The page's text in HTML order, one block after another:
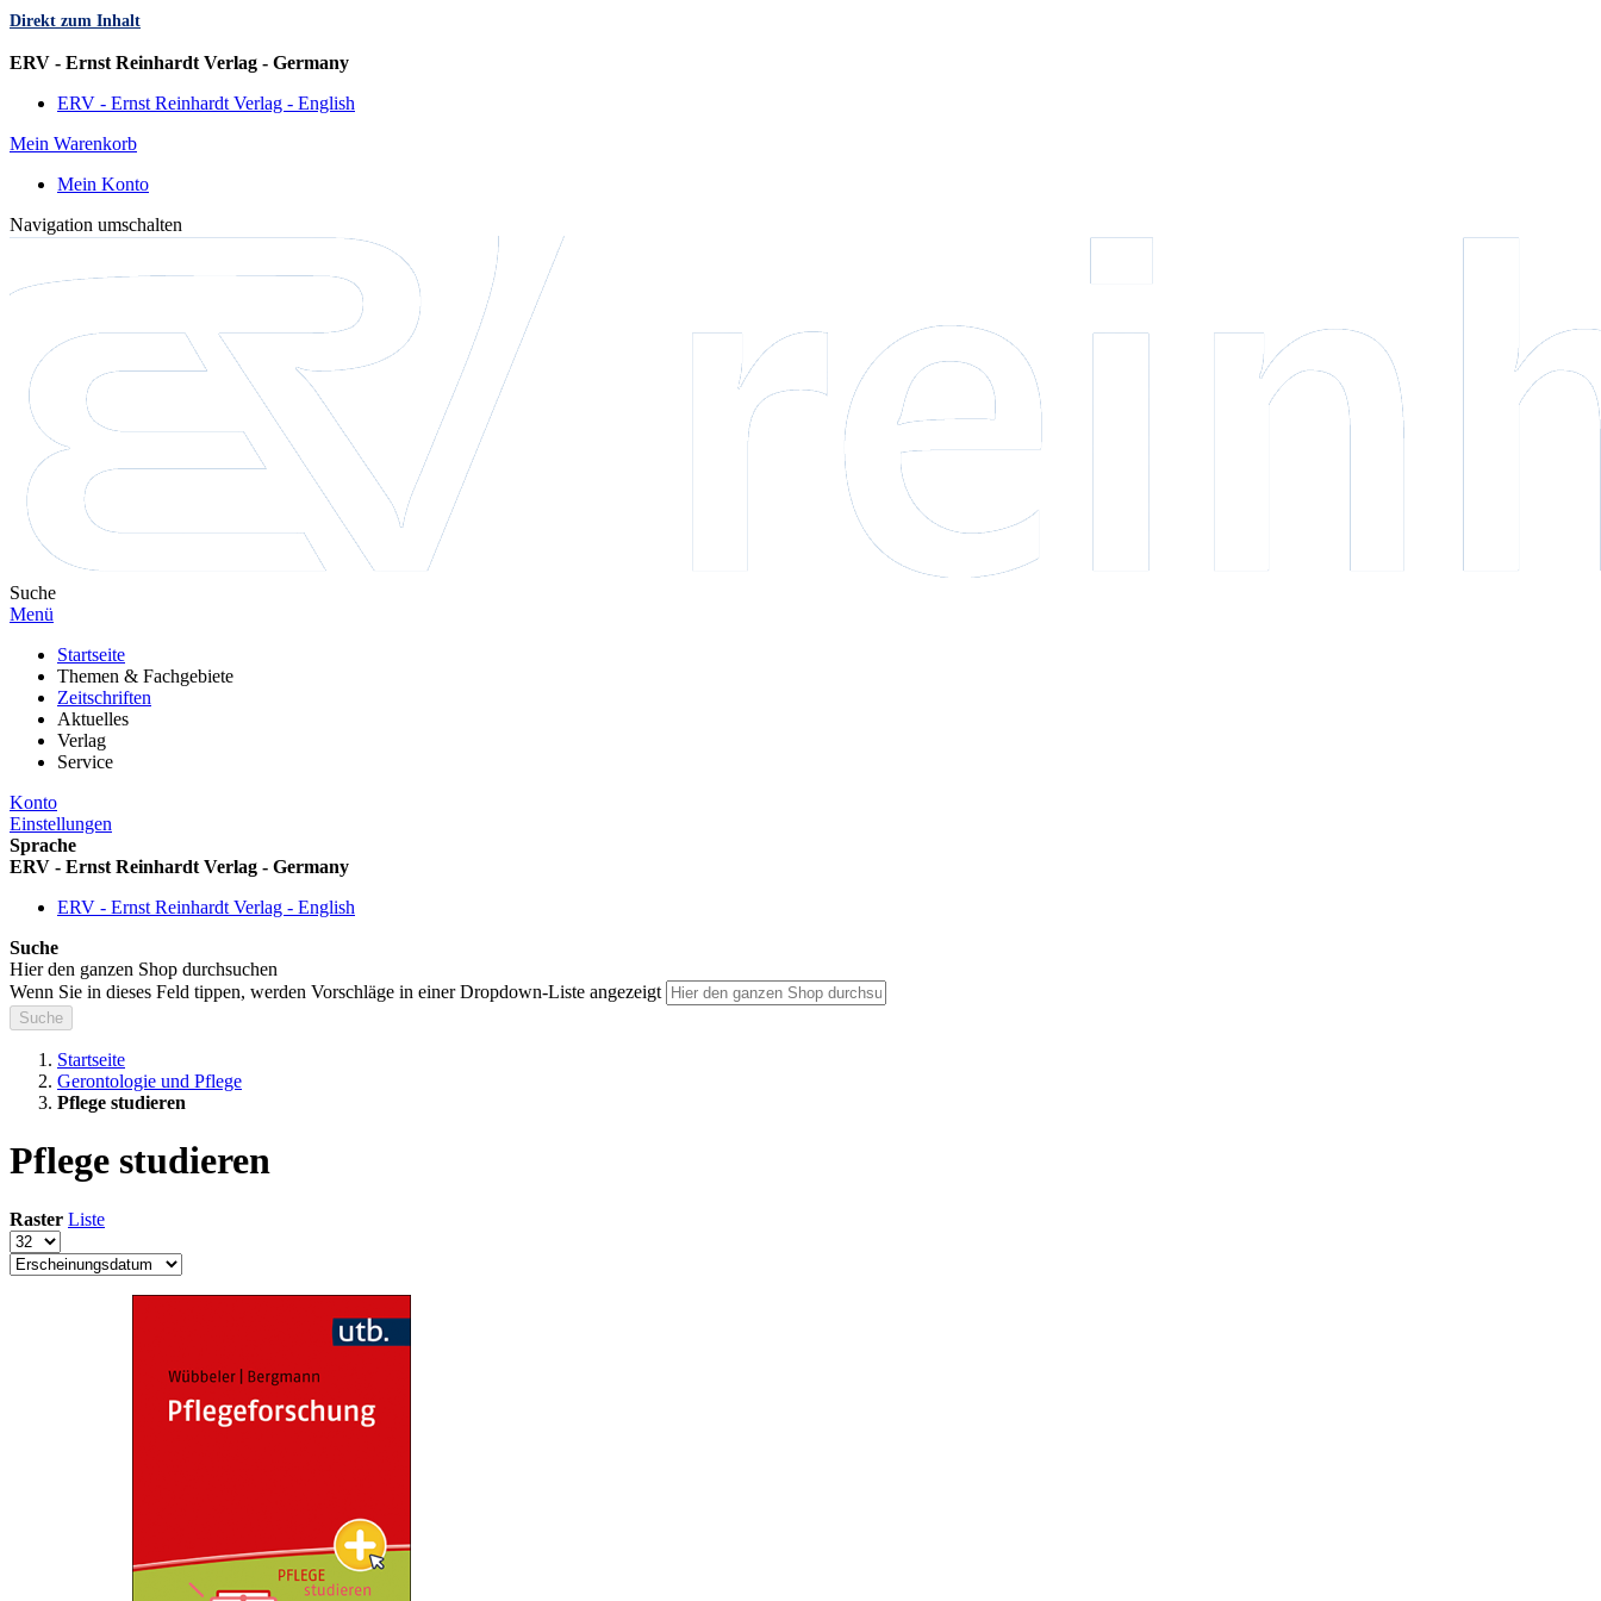
Direkt zum Inhalt
ERV - Ernst Reinhardt Verlag - Germany
ERV - Ernst Reinhardt Verlag - English
Mein Warenkorb
Mein Konto
Navigation umschalten
Suche
Menü
Startseite
Themen & Fachgebiete
Zeitschriften
Aktuelles
Verlag
Service
Konto
Einstellungen
Sprache
ERV - Ernst Reinhardt Verlag - Germany
ERV - Ernst Reinhardt Verlag - English
Suche
Hier den ganzen Shop durchsuchen
Wenn Sie in dieses Feld tippen, werden Vorschläge in einer Dropdown-Liste angezeigt
Suche
Startseite
Gerontologie und Pflege
Pflege studieren
Pflege studieren
Raster Liste